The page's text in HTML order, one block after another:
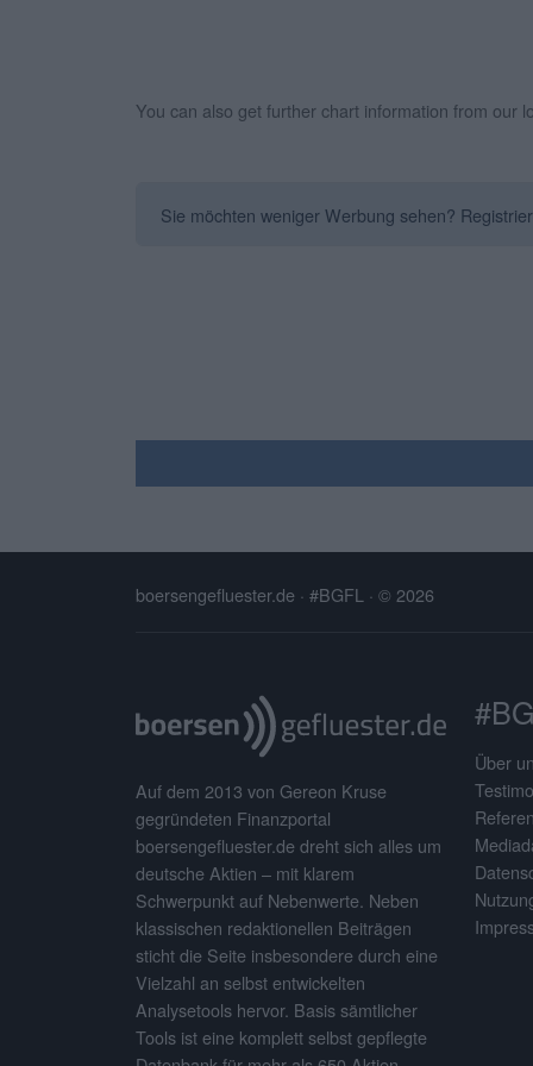
You can also get further chart information from our
Sie möchten weniger Werbung sehen?
boersengefluester.de · #BGFL · © 2026
Auf dem 2013 von Gereon Kruse
gegründeten Finanzportal
boersengefluester.de dreht sich alles um
deutsche Aktien – mit klarem
Schwerpunkt auf Nebenwerte. Neben
klassischen redaktionellen Beiträgen
sticht die Seite insbesondere durch eine
Vielzahl an selbst entwickelten
Analysetools hervor. Basis sämtlicher
Tools ist eine komplett selbst gepflegte
Über